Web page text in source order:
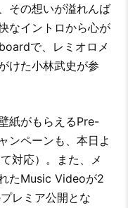
その想いが溢れんば
なイントロから心が
で、レミオロメ
けた小林武史が参
紙がもらえるPre-
ンペーンも、本日よ
対応）。また、メ
たMusic Videoが2
レミア公開とな